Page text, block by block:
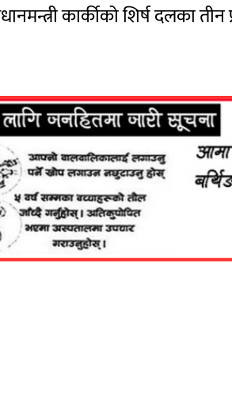
कार्कीको शिर्ष दलका तीन